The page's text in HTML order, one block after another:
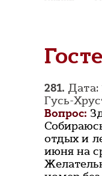
281. Дата:
Гусь-
Вопрос:
отдых и
июня на